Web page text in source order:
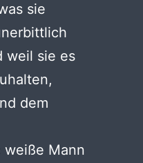
sie
weil sie es
dem
weiße Mann